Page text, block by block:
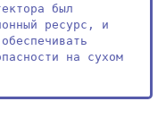
был
ресурс, и
на сухом